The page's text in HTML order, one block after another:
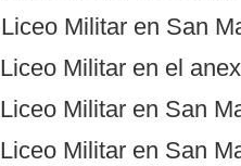
Militar en San
Militar en el
Militar en San
Militar en San